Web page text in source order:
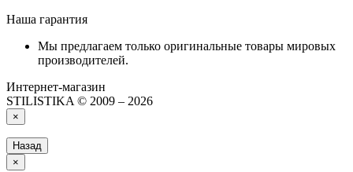
Наша гарантия
Мы предлагаем только оригинальные товары мировых
производителей.
Интернет-магазин
STILISTIKA © 2009 – 2026
×
Назад
×